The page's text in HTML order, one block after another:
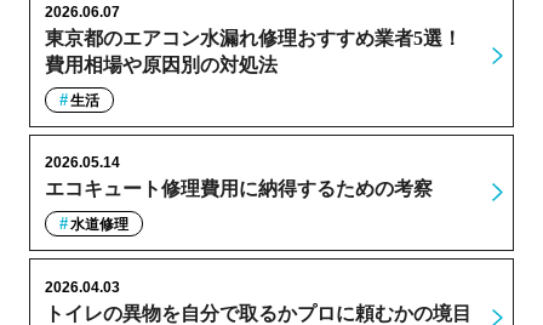
東京都のエアコン水漏れ修理おすすめ業者5選！
費用相場や原因別の対処法
2026.06.07
生活
エコキュート修理費用に納得するための考察
2026.05.14
水道修理
トイレの異物を自分で取るかプロに頼むかの境目
2026.04.03